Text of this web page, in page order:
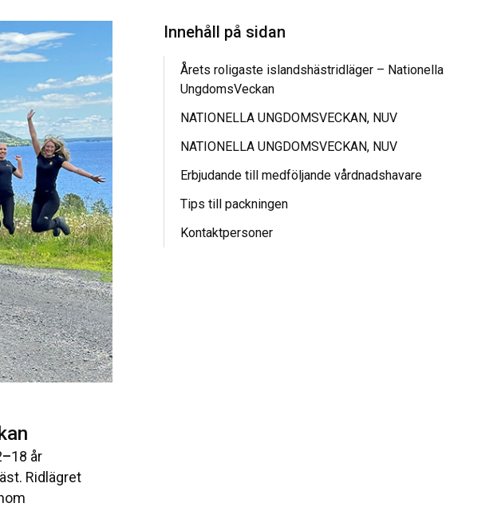
–18 år
Ridlägret
Innehåll på sidan
Årets roligaste islandshästridläger – Nationella
UngdomsVeckan
NATIONELLA UNGDOMSVECKAN, NUV
NATIONELLA UNGDOMSVECKAN, NUV
Erbjudande till medföljande vårdnadshavare
Tips till packningen
Kontaktpersoner